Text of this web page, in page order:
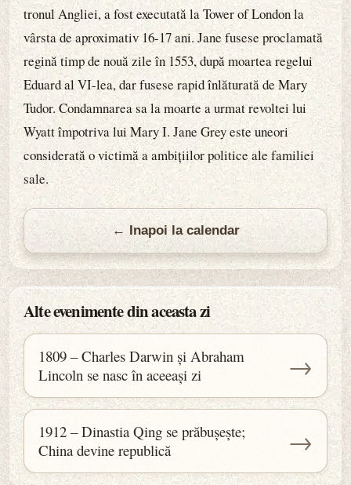
tronul Angliei, a fost executată la Tower of London la
vârsta de aproximativ 16-17 ani. Jane fusese proclamată
regină timp de nouă zile în 1553, după moartea regelui
Eduard al VI-lea, dar fusese rapid înlăturată de Mary
Tudor. Condamnarea sa la moarte a urmat revoltei lui
Wyatt împotriva lui Mary I. Jane Grey este uneori
considerată o victimă a ambițiilor politice ale familiei
sale.
← Inapoi la calendar
Alte evenimente din aceasta zi
1809 – Charles Darwin și Abraham
Lincoln se nasc în aceeași zi
→
1912 – Dinastia Qing se prăbușește;
China devine republică
→